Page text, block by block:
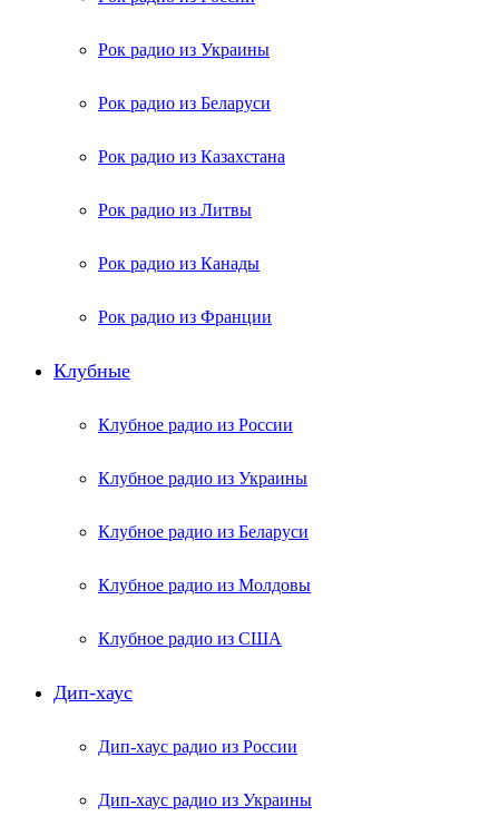
Рок радио из Украины
Рок радио из Беларуси
Рок радио из Казахстана
Рок радио из Литвы
Рок радио из Канады
Рок радио из Франции
Клубные
Клубное радио из России
Клубное радио из Украины
Клубное радио из Беларуси
Клубное радио из Молдовы
Клубное радио из США
Дип-хаус
Дип-хаус радио из России
Дип-хаус радио из Украины